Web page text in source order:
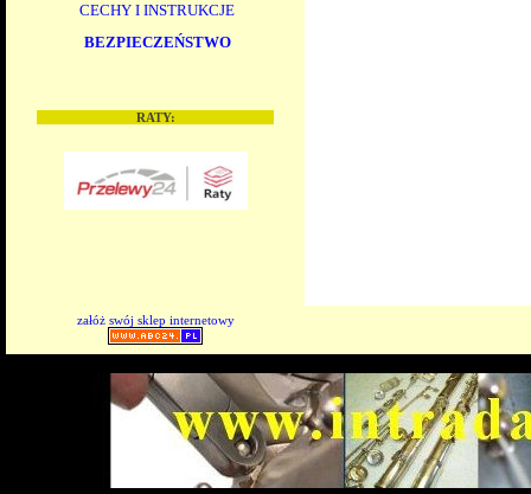
CECHY I INSTRUKCJE
BEZPIECZEŃSTWO
RATY:
załóż swój sklep internetowy